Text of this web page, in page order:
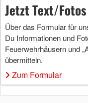
Jetzt Text/
Über das Formular für
Du Informationen und
Feuerwehrhäusern und
übermitteln.
Zum Formular